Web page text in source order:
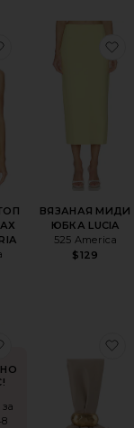
ДЛЯ СУМКИ
ВЯЗАНАЯ МИДИ
ЮБКА LUCIA
525 America
$129
KELELA